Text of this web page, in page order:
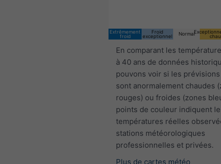
Extrêmement
froid
Froid
exceptionnel
Normal
En comparant les
à 40 ans de données
pouvons voir si les
sont anormalement chaudes
rouges) ou froides (zones
points de couleur indiquent
températures réelles
stations météorologiques
professionnelles et privées.
Plus de cartes météo